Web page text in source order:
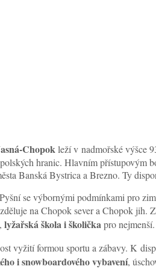
Chopokleží v nadmořské výšce
hranic. Hlavním
Banská Bystrica a Brezno. Ty
se výbornými podmínkami pro
na Chopok sever a Chopok
, lyžařská škola i školičkapro
vyžití formou sportu a zábavy. K
i snowboardového vybavení,